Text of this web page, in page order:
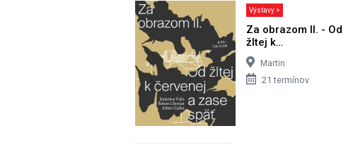
Výstavy >
Za obrazom II. - Od
žltej k…
Martin
21 termínov